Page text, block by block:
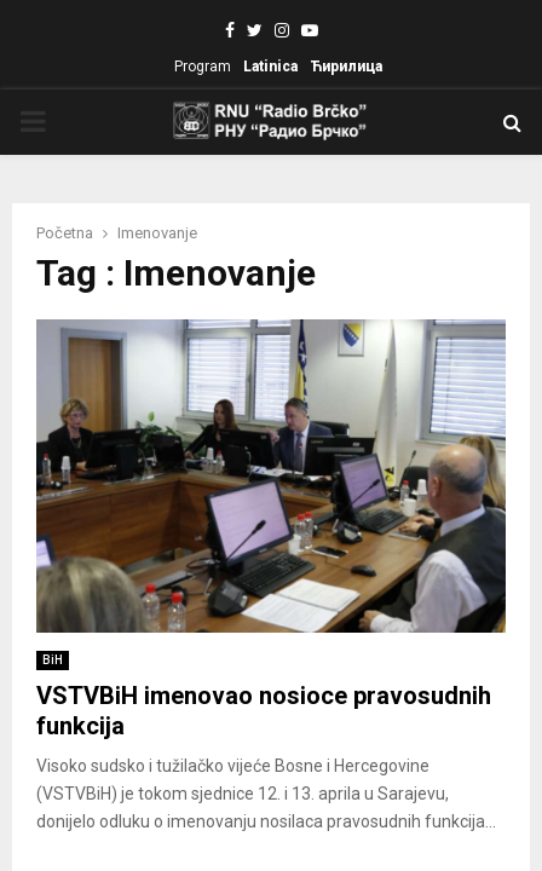
Facebook
TwitterInstagram
Youtube
Program Latinica Ћирилица
Početna Imenovanje
Tag : Imenovanje
BiH
VSTVBiH imenovao nosioce pravosudnih
funkcija
Visoko sudsko i tužilačko vijeće Bosne i Hercegovine
(VSTVBiH) je tokom sjednice 12. i 13. aprila u Sarajevu,
donijelo odluku o imenovanju nosilaca pravosudnih funkcija...